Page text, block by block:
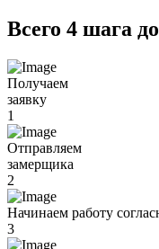
Всего 4 шага
Получаем
заявку
1
Отправляем
замерщика
2
Начинаем работу
3